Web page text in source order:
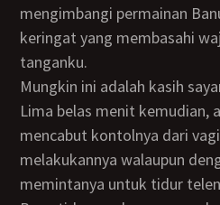
mengimbangi permainan
keringat yang membasahi
tanganku.
Mungkin ini adalah kasih
Lima belas menit kemudian, aku meminta Banu untuk
mencabut kontolnya dari
melakukannya walaupun
memintanya untuk tidur